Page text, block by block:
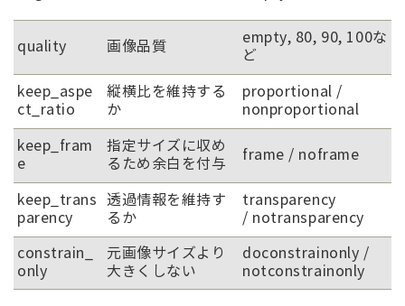
quality 画像品質
empty, 80, 90, 100な
ど
keep_aspe
ct_ratio
縦横比を維持する
か
proportional /
nonproportional
keep_fram
e
指定サイズに収め
るため余白を付与
frame / noframe
keep_trans
parency
透過情報を維持す
るか
transparency
/ notransparency
constrain_
only
元画像サイズより
大きくしない
doconstrainonly /
notconstrainonly